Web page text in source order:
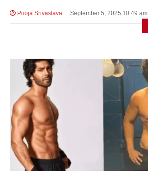
Pooja Srivastava September 5, 2025 10:49 am